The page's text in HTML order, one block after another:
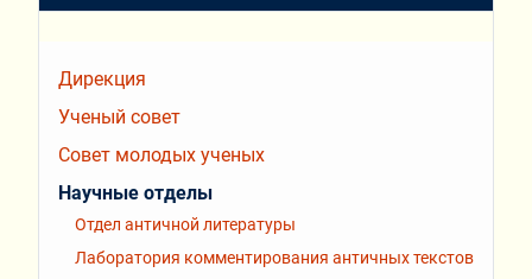
Дирекция
Ученый совет
Совет молодых ученых
Научные отделы
Отдел античной литературы
Лаборатория комментирования античных текстов